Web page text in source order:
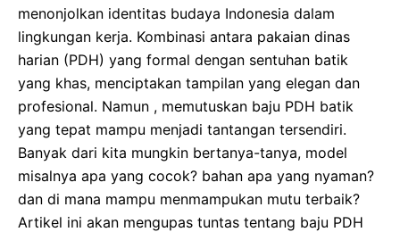
menonjolkan identitas budaya Indonesia dalam
lingkungan kerja. Kombinasi antara pakaian dinas
harian (PDH) yang formal dengan sentuhan batik
yang khas, menciptakan tampilan yang elegan dan
profesional. Namun , memutuskan baju PDH batik
yang tepat mampu menjadi tantangan tersendiri.
Banyak dari kita mungkin bertanya-tanya, model
misalnya apa yang cocok? bahan apa yang nyaman?
dan di mana mampu menmampukan mutu terbaik?
Artikel ini akan mengupas tuntas tentang baju PDH